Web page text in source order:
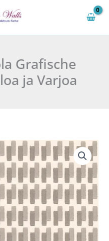
Grafische
ja Varjoa